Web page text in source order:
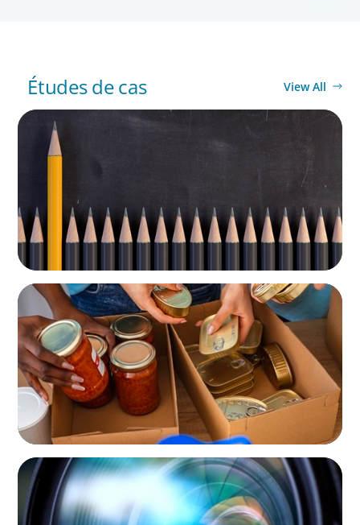
Études de cas View All
NOT-FOR-PROFIT
Strategic Turnaround: A CFO’s Role in
Rebuilding Culture and Financial Leadership
NOT-FOR-PROFIT
A New CEO for a New Chapter
NOT-FOR-PROFIT
Orchestrating a 'Picture-Perfect' AVP
Recruitment at UCF